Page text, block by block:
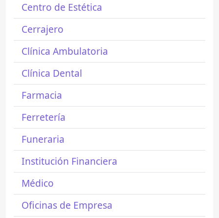
Centro de Estética
Cerrajero
Clínica Ambulatoria
Clínica Dental
Farmacia
Ferretería
Funeraria
Institución Financiera
Médico
Oficinas de Empresa